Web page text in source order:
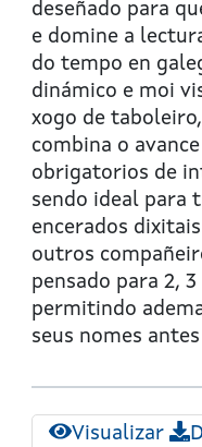
oca
do
deseñado para
e domine a
do tempo en
dinámico e moi
xogo de
combina o
obrigatorios de
sendo ideal para
encerados
outros
pensado para 2,
permitindo
seus nomes
Visualizar